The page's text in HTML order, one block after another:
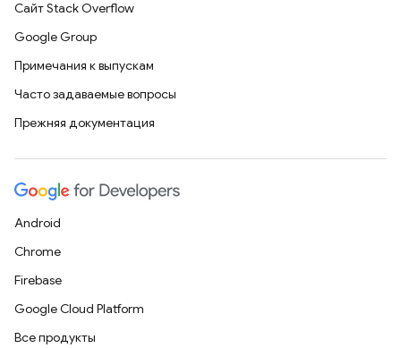
Сайт Stack Overflow
Google Group
Примечания к выпускам
Часто задаваемые вопросы
Прежняя документация
Android
Chrome
Firebase
Google Cloud Platform
Все продукты